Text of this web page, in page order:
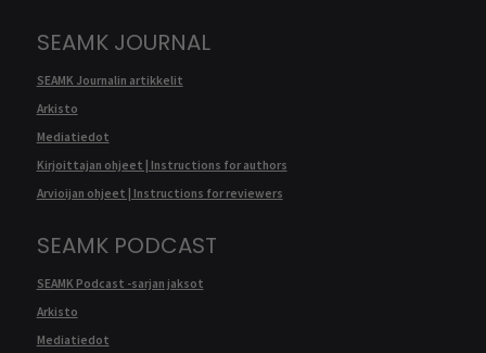
SEAMK JOURNAL
SEAMK Journalin artikkelit
Arkisto
Mediatiedot
Kirjoittajan ohjeet | Instructions for authors
Arvioijan ohjeet | Instructions for reviewers
SEAMK PODCAST
SEAMK Podcast -sarjan jaksot
Arkisto
Mediatiedot